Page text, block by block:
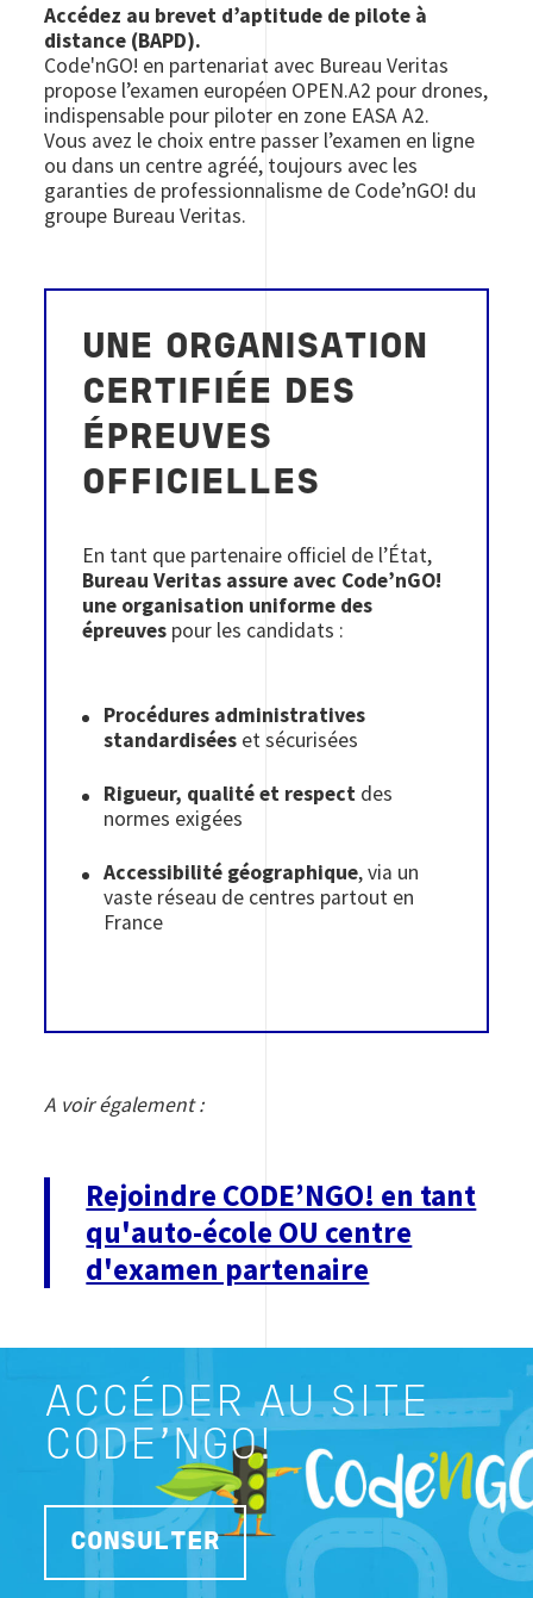
Accédez au brevet d’aptitude de pilote à
distance (BAPD).
Code'nGO! en partenariat avec Bureau Veritas
propose l’examen européen OPEN.A2 pour drones,
indispensable pour piloter en zone EASA A2.
Vous avez le choix entre passer l’examen en ligne
ou dans un centre agréé, toujours avec les
garanties de professionnalisme de Code’nGO! du
groupe Bureau Veritas.
UNE ORGANISATION
CERTIFIÉE DES
ÉPREUVES
OFFICIELLES
En tant que partenaire officiel de l’État,
Bureau Veritas assure avec Code’nGO!
une organisation uniforme des
épreuves pour les candidats :
Procédures administratives
standardisées et sécurisées
Rigueur, qualité et respect des
normes exigées
Accessibilité géographique, via un
vaste réseau de centres partout en
France
A voir également :
Rejoindre CODE’NGO! en tant
qu'auto-école OU centre
d'examen partenaire
ACCÉDER AU SITE
CODE'NGO!
CONSULTER